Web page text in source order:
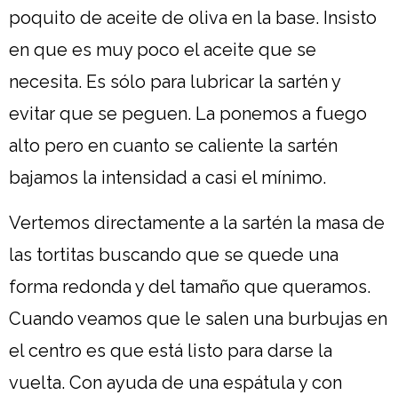
poquito de aceite de oliva en la base. Insisto
en que es muy poco el aceite que se
necesita. Es sólo para lubricar la sartén y
evitar que se peguen. La ponemos a fuego
alto pero en cuanto se caliente la sartén
bajamos la intensidad a casi el mínimo.
Vertemos directamente a la sartén la masa de
las tortitas buscando que se quede una
forma redonda y del tamaño que queramos.
Cuando veamos que le salen una burbujas en
el centro es que está listo para darse la
vuelta. Con ayuda de una espátula y con